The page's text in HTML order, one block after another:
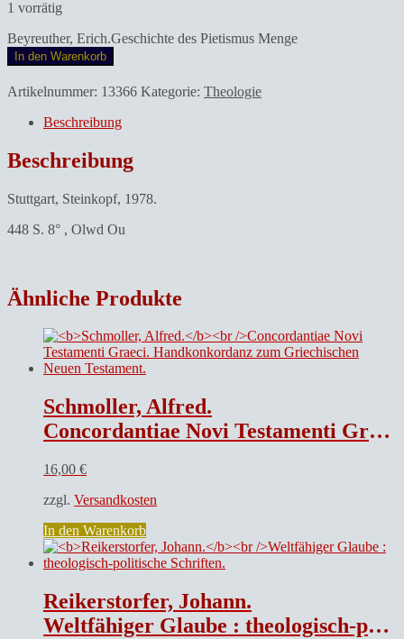
1 vorrätig
Beyreuther, Erich.Geschichte des Pietismus Menge
In den Warenkorb
Artikelnummer: 13366 Kategorie: Theologie
Beschreibung
Beschreibung
Stuttgart, Steinkopf, 1978.
448 S. 8° , Olwd Ou
Ähnliche Produkte
Schmoller, Alfred.
Concordantiae Novi Testamenti Graeci. Handkonkordanz zum Griechischen Neuen Testament.
16,00 €
zzgl. Versandkosten
In den Warenkorb
Reikerstorfer, Johann.
Weltfähiger Glaube : theologisch-politische Schriften.